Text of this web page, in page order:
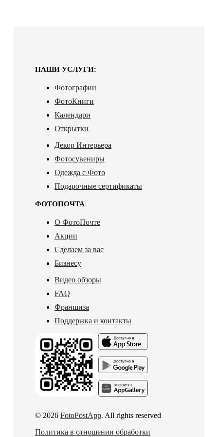
НАШИ УСЛУГИ:
Фотографии
ФотоКниги
Календари
Открытки
Декор Интерьера
Фотосувениры
Одежда с Фото
Подарочные сертификаты
ФОТОПОЧТА
О ФотоПочте
Акции
Сделаем за вас
Бизнесу
Видео обзоры
FAQ
Франшиза
Поддержка и контакты
© 2026 FotoPostApp. All rights reserved
Политика в отношении обработки